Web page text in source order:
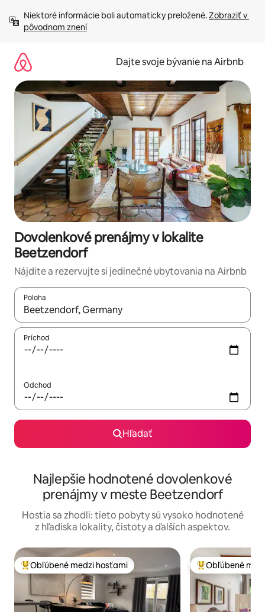
obsah.
Niektoré informácie boli automaticky preložené. Zobraziť v
pôvodnom znení
Dajte svoje bývanie na Airbnb
Dovolenkové prenájmy v lokalite
Beetzendorf
Nájdite a rezervujte si jedinečné ubytovania na Airbnb
Poloha
Keď budú výsledky k dispozícii, môžete si ich prechádzať
Príchod
Odchod
Hľadať
Najlepšie hodnotené dovolenkové
prenájmy v meste Beetzendorf
Hostia sa zhodli: tieto pobyty sú vysoko hodnotené
z hľadiska lokality, čistoty a ďalších aspektov.
Najobľúbenejšie medzi hosťami
Obľúbené medzi hosťami Najobľúbenejšie
Obľúbené